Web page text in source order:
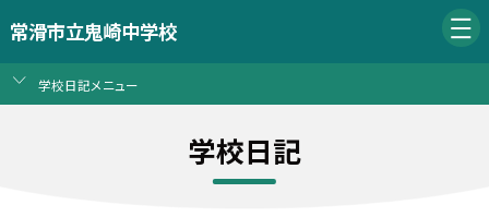
常滑市立鬼崎中学校
学校日記メニュー
学校日記